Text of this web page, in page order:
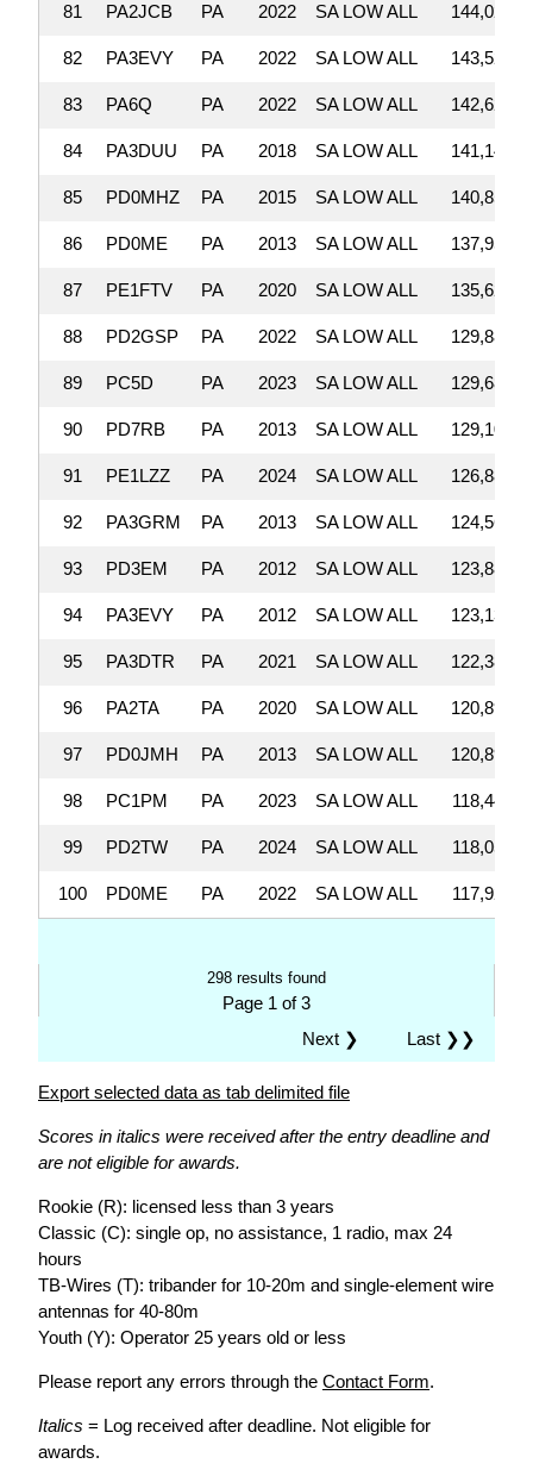
81 PA2JCB PA 2022 SA LOW ALL 144,020
82 PA3EVY PA 2022 SA LOW ALL 143,520
83 PA6Q PA 2022 SA LOW ALL 142,627
84 PA3DUU PA 2018 SA LOW ALL 141,149
85 PD0MHZ PA 2015 SA LOW ALL 140,859
86 PD0ME PA 2013 SA LOW ALL 137,950
87 PE1FTV PA 2020 SA LOW ALL 135,625
88 PD2GSP PA 2022 SA LOW ALL 129,888
89 PC5D PA 2023 SA LOW ALL 129,685
90 PD7RB PA 2013 SA LOW ALL 129,108
91 PE1LZZ PA 2024 SA LOW ALL 126,888
92 PA3GRM PA 2013 SA LOW ALL 124,564
93 PD3EM PA 2012 SA LOW ALL 123,888
94 PA3EVY PA 2012 SA LOW ALL 123,132
95 PA3DTR PA 2021 SA LOW ALL 122,388
96 PA2TA PA 2020 SA LOW ALL 120,890
97 PD0JMH PA 2013 SA LOW ALL 120,890
98 PC1PM PA 2023 SA LOW ALL 118,448
99 PD2TW PA 2024 SA LOW ALL 118,050
100 PD0ME PA 2022 SA LOW ALL 117,920
298 results found
Page 1 of 3
Last ❯❯
Next ❯
Export selected data as tab delimited file
Scores in italics were received after the entry deadline and
are not eligible for awards.
Rookie (R): licensed less than 3 years
Classic (C): single op, no assistance, 1 radio, max 24
hours
TB-Wires (T): tribander for 10-20m and single-element wire
antennas for 40-80m
Youth (Y): Operator 25 years old or less
Please report any errors through the Contact Form.
Italics = Log received after deadline. Not eligible for
awards.